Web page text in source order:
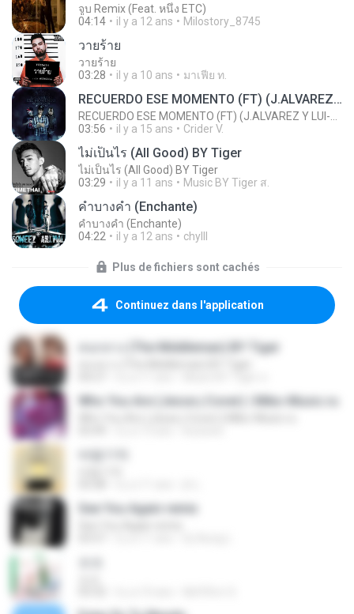
จูบ Remix (Feat. หนึ่ง ETC)
04:14
il y a 12 ans Milostory_8745
วายร้าย
วายร้าย
03:28
il y a 10 ans มาเฟีย ท.
RECUERDO ESE MOMENTO (FT) (J.ALVAREZ Y LUI-G 21 PLUS)
03:56
il y a 15 ans Crider V.
ไม่เป็นไร (All Good) BY Tiger
ไม่เป็นไร (All Good) BY Tiger
03:29
il y a 11 ans Music BY Tiger ส.
คำบางคำ (Enchante)
คำบางคำ (Enchante)
04:22
il y a 12 ans chylll
Plus de fichiers sont cachés
Continuez dans l'application
คนกลาง (The Middleman) BY Tiger
Who You Are (Jesse j Cover) | Miko-Music.ru
See You Again remix